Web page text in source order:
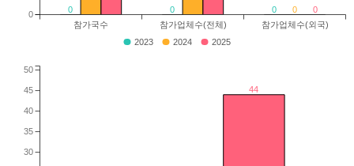
0 0 0 0 0
참가국수 참가업체수(전체) 참가업체수(외국)
0
2023 2024 2025
44
30
35
40
45
50